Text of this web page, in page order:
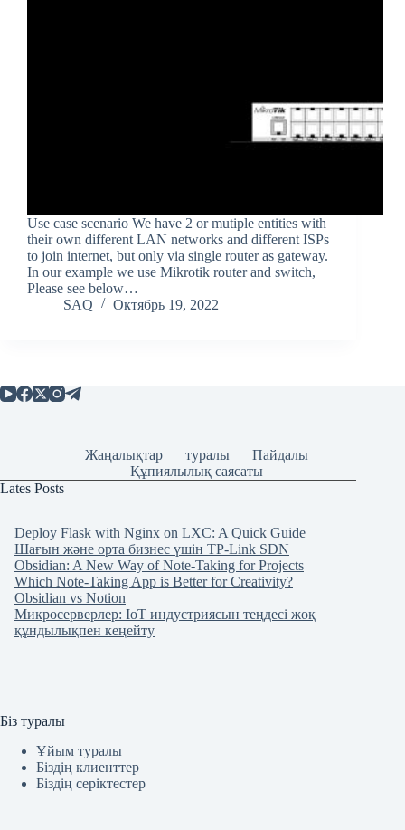
Use case scenario We have 2 or mutiple entities with
their own different LAN networks and different ISPs
to join internet, but only via single router as gateway.
In our example we use Mikrotik router and switch,
Please see below…
SAQ
Октябрь 19, 2022
Жаңалықтар туралы
Пайдалы
Құпиялылық саясаты
Lates Posts
Deploy Flask with Nginx on LXC: A Quick Guide
Шағын және орта бизнес үшін TP-Link SDN
Obsidian: A New Way of Note-Taking for Projects
Which Note-Taking App is Better for Creativity?
Obsidian vs Notion
Микросерверлер: IoT индустриясын теңдесі жоқ
құндылықпен кеңейту
Біз туралы
Ұйым туралы
Біздің клиенттер
Біздің серіктестер